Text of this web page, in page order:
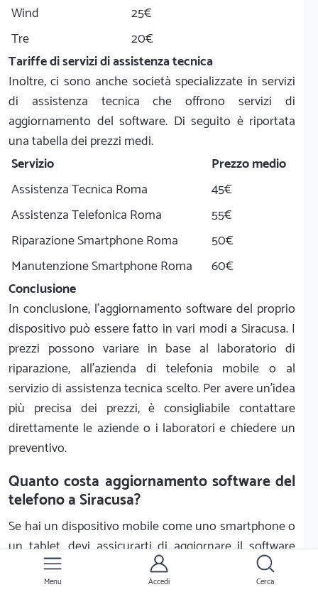
Wind
25€
Tre
20€
Tariffe di servizi di assistenza tecnica
Inoltre, ci sono anche società specializzate in servizi
di assistenza tecnica che offrono servizi di
aggiornamento del software. Di seguito è riportata
una tabella dei prezzi medi.
Servizio
Prezzo medio
Assistenza Tecnica Roma
45€
Assistenza Telefonica Roma
55€
Riparazione Smartphone Roma
50€
Manutenzione Smartphone Roma
60€
Conclusione
In conclusione, l'aggiornamento software del proprio
dispositivo può essere fatto in vari modi a Siracusa. I
prezzi possono variare in base al laboratorio di
riparazione, all'azienda di telefonia mobile o al
servizio di assistenza tecnica scelto. Per avere un'idea
più precisa dei prezzi, è consigliabile contattare
direttamente le aziende o i laboratori e chiedere un
preventivo.
Quanto costa aggiornamento software del
telefono a Siracusa?
Se hai un dispositivo mobile come uno smartphone o
un tablet, devi assicurarti di aggiornare il software
regolarmente per mantenere le prestazioni e la
sicurezza al massimo. I dispositivi mobili, come
Menu Accedi Cerca